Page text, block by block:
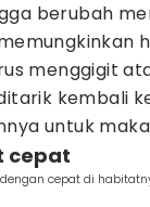
berubah
menggigit
kembali
untuk
cepat
cepat di